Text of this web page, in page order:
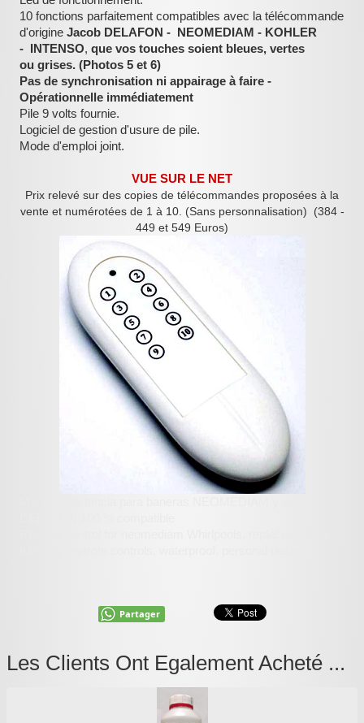
10 fonctions parfaitement compatibles avec la télécommande
d'origine Jacob DELAFON - NEOMEDIAM - KOHLER
- INTENSO, que vos touches soient bleues, vertes
ou grises. (Photos 5 et 6)
Pas de synchronisation ni appairage à faire -
Opérationnelle immédiatement
Pile 9 volts fournie.
Logiciel de gestion d'usure de pile.
Mode d'emploi joint.
VUE SUR LE NET
Prix relevé sur des copies de télécommandes proposées à la
vente et numérotées de 1 à 10. (Sans personnalisation) (384 -
449 et 549 Euros)
Partager
Les Clients Ont Egalement Acheté ...